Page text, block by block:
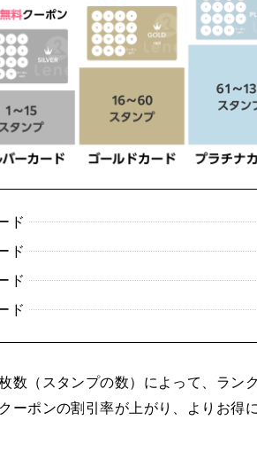
ド
ド
ド
ド
数（スタンプの数）によって、ラン
ーポンの割引率が上がり、よりお得